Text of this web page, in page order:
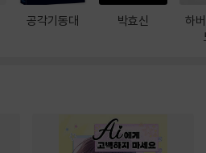
공각기동대 박효신
하